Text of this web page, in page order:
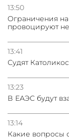
13:50
Oграничения
провоцируют
13:41
Судят
13:23
В ЕАЭС будут
13:14
Какие вопросы